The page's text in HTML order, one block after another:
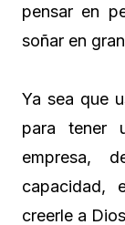
pensar en
soñar en
Ya sea que
para tener
empresa,
capacidad,
creerle a